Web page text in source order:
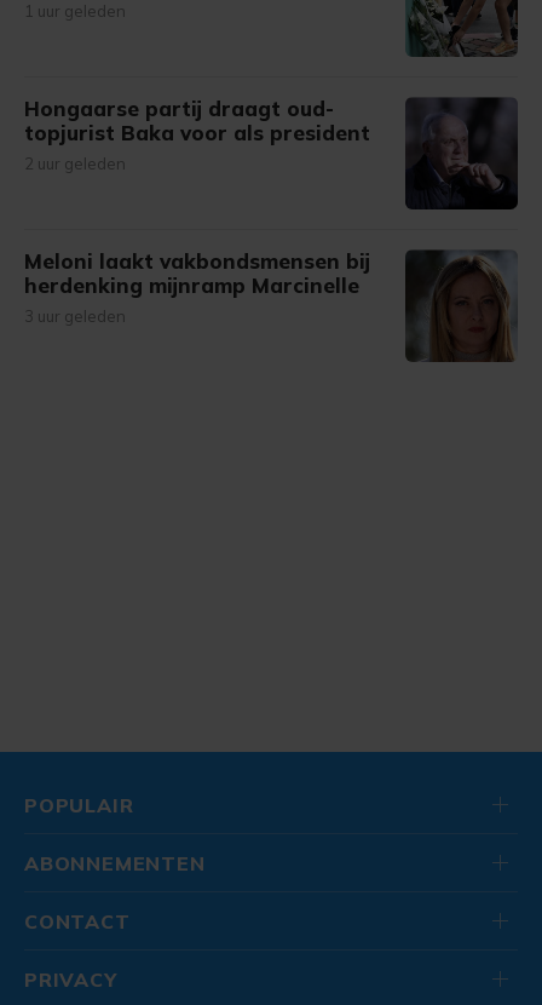
1 uur geleden
Hongaarse partij draagt oud-
topjurist Baka voor als president
2 uur geleden
Meloni laakt vakbondsmensen bij
herdenking mijnramp Marcinelle
3 uur geleden
POPULAIR
ABONNEMENTEN
CONTACT
PRIVACY